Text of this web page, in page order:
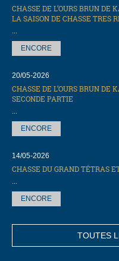
CHASSE DE L’OURS BRUN
LA SAISON DE CHASSE TRES
ENCORE
20/05-2026
CHASSE DE L’OURS BRUN
SECONDE PARTIE
ENCORE
14/05-2026
СHASSE DU GRAND TÉTRAS
ENCORE
TOUTES